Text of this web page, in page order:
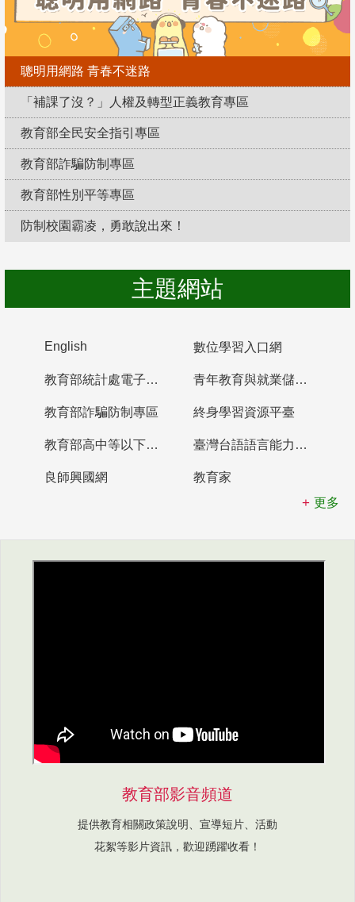
聰明用網路 青春不迷路
「補課了沒？」人權及轉型正義教育專區
教育部全民安全指引專區
教育部詐騙防制專區
教育部性別平等專區
防制校園霸凌，勇敢說出來！
主題網站
English 數位學習入口網
教育部統計處電子書櫃 青年教育與就業儲蓄帳戶
教育部詐騙防制專區 終身學習資源平臺
教育部高中等以下學校及幼兒園教師資格檢定考試 臺灣台語語言能力認證網站
良師興國網
教育家
更多
教育部影音頻道
提供教育相關政策說明、宣導短片、活動
花絮等影片資訊，歡迎踴躍收看！